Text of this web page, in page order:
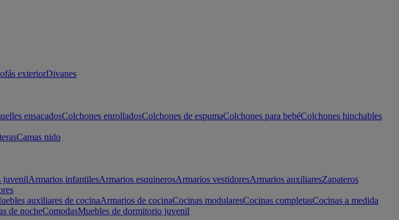
exteriorDivanes
ensacadosColchones enrolladosColchones de espumaColchones para bebéColchones hinchables
Camas nido
juvenilArmarios infantilesArmarios esquinerosArmarios vestidoresArmarios auxiliaresZapateros
auxiliares de cocinaArmarios de cocinaCocinas modularesCocinas completasCocinas a medida
de nocheComodasMuebles de dormitorio juvenil